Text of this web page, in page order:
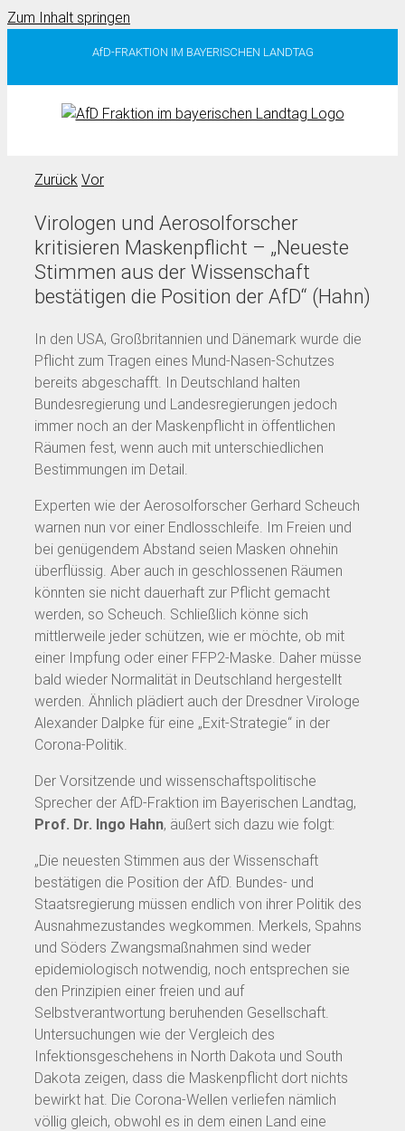
Zum Inhalt springen
AfD-FRAKTION IM BAYERISCHEN LANDTAG
Zurück Vor
Virologen und Aerosolforscher
kritisieren Maskenpflicht – „Neueste
Stimmen aus der Wissenschaft
bestätigen die Position der AfD“ (Hahn)
In den USA, Großbritannien und Dänemark wurde die
Pflicht zum Tragen eines Mund-Nasen-Schutzes
bereits abgeschafft. In Deutschland halten
Bundesregierung und Landesregierungen jedoch
immer noch an der Maskenpflicht in öffentlichen
Räumen fest, wenn auch mit unterschiedlichen
Bestimmungen im Detail.
Experten wie der Aerosolforscher Gerhard Scheuch
warnen nun vor einer Endlosschleife. Im Freien und
bei genügendem Abstand seien Masken ohnehin
überflüssig. Aber auch in geschlossenen Räumen
könnten sie nicht dauerhaft zur Pflicht gemacht
werden, so Scheuch. Schließlich könne sich
mittlerweile jeder schützen, wie er möchte, ob mit
einer Impfung oder einer FFP2-Maske. Daher müsse
bald wieder Normalität in Deutschland hergestellt
werden. Ähnlich plädiert auch der Dresdner Virologe
Alexander Dalpke für eine „Exit-Strategie“ in der
Corona-Politik.
Der Vorsitzende und wissenschaftspolitische
Sprecher der AfD-Fraktion im Bayerischen Landtag,
Prof. Dr. Ingo Hahn, äußert sich dazu wie folgt:
„Die neuesten Stimmen aus der Wissenschaft
bestätigen die Position der AfD. Bundes- und
Staatsregierung müssen endlich von ihrer Politik des
Ausnahmezustandes wegkommen. Merkels, Spahns
und Söders Zwangsmaßnahmen sind weder
epidemiologisch notwendig, noch entsprechen sie
den Prinzipien einer freien und auf
Selbstverantwortung beruhenden Gesellschaft.
Untersuchungen wie der Vergleich des
Infektionsgeschehens in North Dakota und South
Dakota zeigen, dass die Maskenpflicht dort nichts
bewirkt hat. Die Corona-Wellen verliefen nämlich
völlig gleich, obwohl es in dem einen Land eine